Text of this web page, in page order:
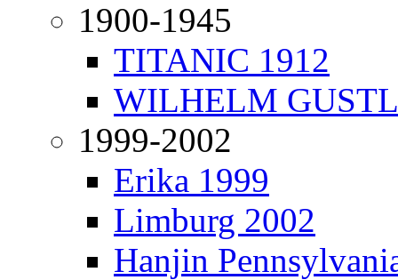
1900-1945
TITANIC 1912
WILHELM
1999-2002
Erika 1999
Limburg 2002
Hanjin